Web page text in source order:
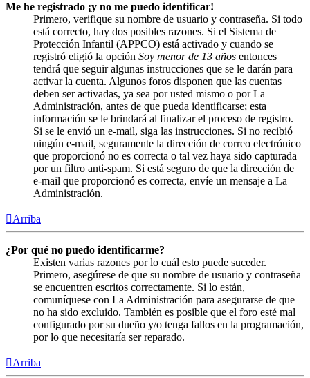
Me he registrado ¡y no me puedo identificar!
Primero, verifique su nombre de usuario y contraseña. Si todo
está correcto, hay dos posibles razones. Si el Sistema de
Protección Infantil (APPCO) está activado y cuando se
registró eligió la opción Soy menor de 13 años entonces
tendrá que seguir algunas instrucciones que se le darán para
activar la cuenta. Algunos foros disponen que las cuentas
deben ser activadas, ya sea por usted mismo o por La
Administración, antes de que pueda identificarse; esta
información se le brindará al finalizar el proceso de registro.
Si se le envió un e-mail, siga las instrucciones. Si no recibió
ningún e-mail, seguramente la dirección de correo electrónico
que proporcionó no es correcta o tal vez haya sido capturada
por un filtro anti-spam. Si está seguro de que la dirección de
e-mail que proporcionó es correcta, envíe un mensaje a La
Administración.
Arriba
¿Por qué no puedo identificarme?
Existen varias razones por lo cuál esto puede suceder.
Primero, asegúrese de que su nombre de usuario y contraseña
se encuentren escritos correctamente. Si lo están,
comuníquese con La Administración para asegurarse de que
no ha sido excluido. También es posible que el foro esté mal
configurado por su dueño y/o tenga fallos en la programación,
por lo que necesitaría ser reparado.
Arriba